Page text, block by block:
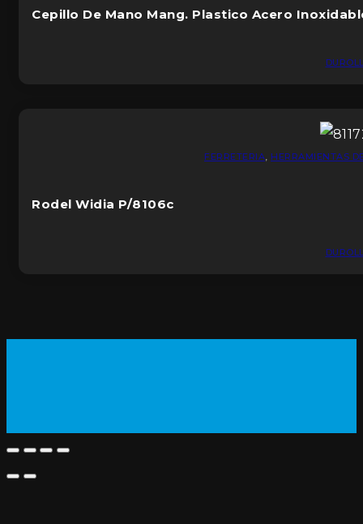
Cepillo De Mano Mang. Plastico Acero
FERRETERIA HERRAMIENTAS
Rodel Widia P/8106c